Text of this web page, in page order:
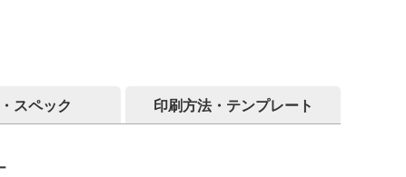
スペック 印刷方法・テンプレート